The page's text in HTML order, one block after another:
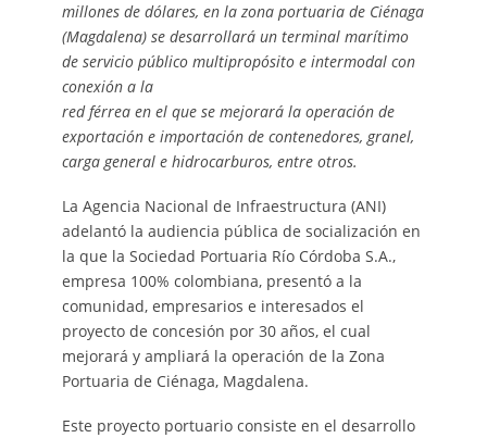
millones de dólares, en la zona portuaria de Ciénaga
(Magdalena) se desarrollará un terminal marítimo
de servicio público multipropósito e intermodal con
conexión a la
red férrea en el que se mejorará la operación de
exportación e importación de contenedores, granel,
carga general e hidrocarburos, entre otros.
La Agencia Nacional de Infraestructura (ANI)
adelantó la audiencia pública de socialización en
la que la Sociedad Portuaria Río Córdoba S.A.,
empresa 100% colombiana, presentó a la
comunidad, empresarios e interesados el
proyecto de concesión por 30 años, el cual
mejorará y ampliará la operación de la Zona
Portuaria de Ciénaga, Magdalena.
Este proyecto portuario consiste en el desarrollo